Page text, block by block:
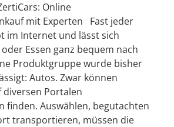
Online
mit Experten Fast jeder
im Internet und lässt sich
Essen ganz bequem nach
Produktgruppe wurde bisher
Autos. Zwar können
Portalen
finden. Auswählen, begutachten
transportieren, müssen die